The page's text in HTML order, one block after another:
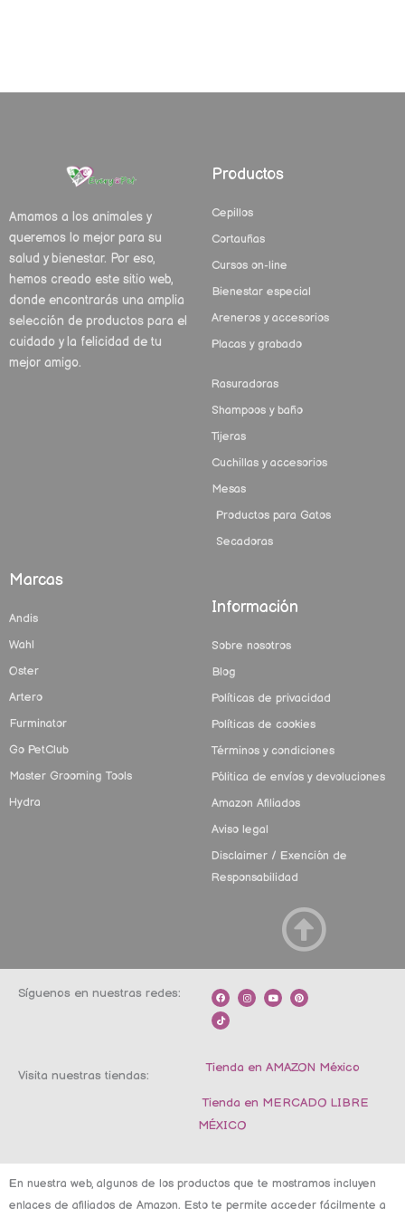
Amamos a los animales y
queremos lo mejor para su
salud y bienestar. Por eso,
hemos creado este sitio web,
donde encontrarás una amplia
selección de productos para el
cuidado y la felicidad de tu
mejor amigo.
Productos
Cepillos
Cortauñas
Cursos on-line
Bienestar especial
Areneros y accesorios
Placas y grabado
Rasuradoras
Shampoos y baño
Tijeras
Cuchillas y accesorios
Mesas
Productos para Gatos
Secadoras
Marcas
Andis
Wahl
Oster
Artero
Furminator
Go PetClub
Master Grooming Tools
Hydra
Información
Sobre nosotros
Blog
Políticas de privacidad
Políticas de cookies
Términos y condiciones
Pólitica de envíos y devoluciones
Amazon Afiliados
Aviso legal
Disclaimer / Exención de
Responsabilidad
Síguenos en nuestras redes:
F
a
c
e
b
I
n
s
m
Y
o
u
P
i
n
t
T
i
k
t
o
Visita nuestras tiendas:
Tienda en AMAZON México
Tienda en MERCADO LIBRE
MÉXICO
En nuestra web, algunos de los productos que te mostramos incluyen
enlaces de afiliados de Amazon. Esto te permite acceder fácilmente a